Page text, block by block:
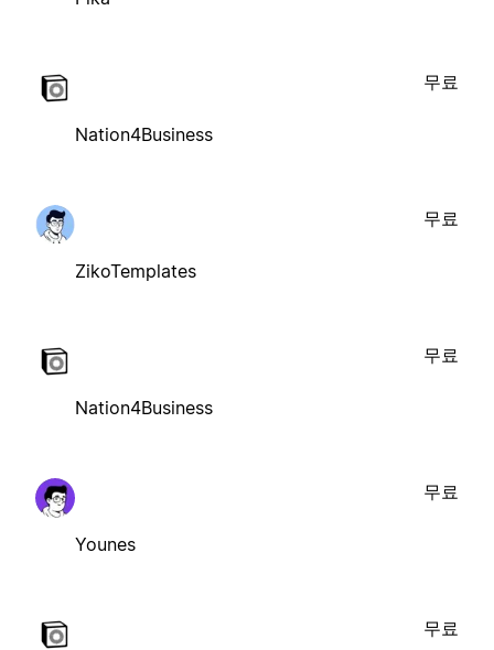
Nation4Business
무료
ZikoTemplates
무료
Nation4Business
무료
Younes
무료
무료